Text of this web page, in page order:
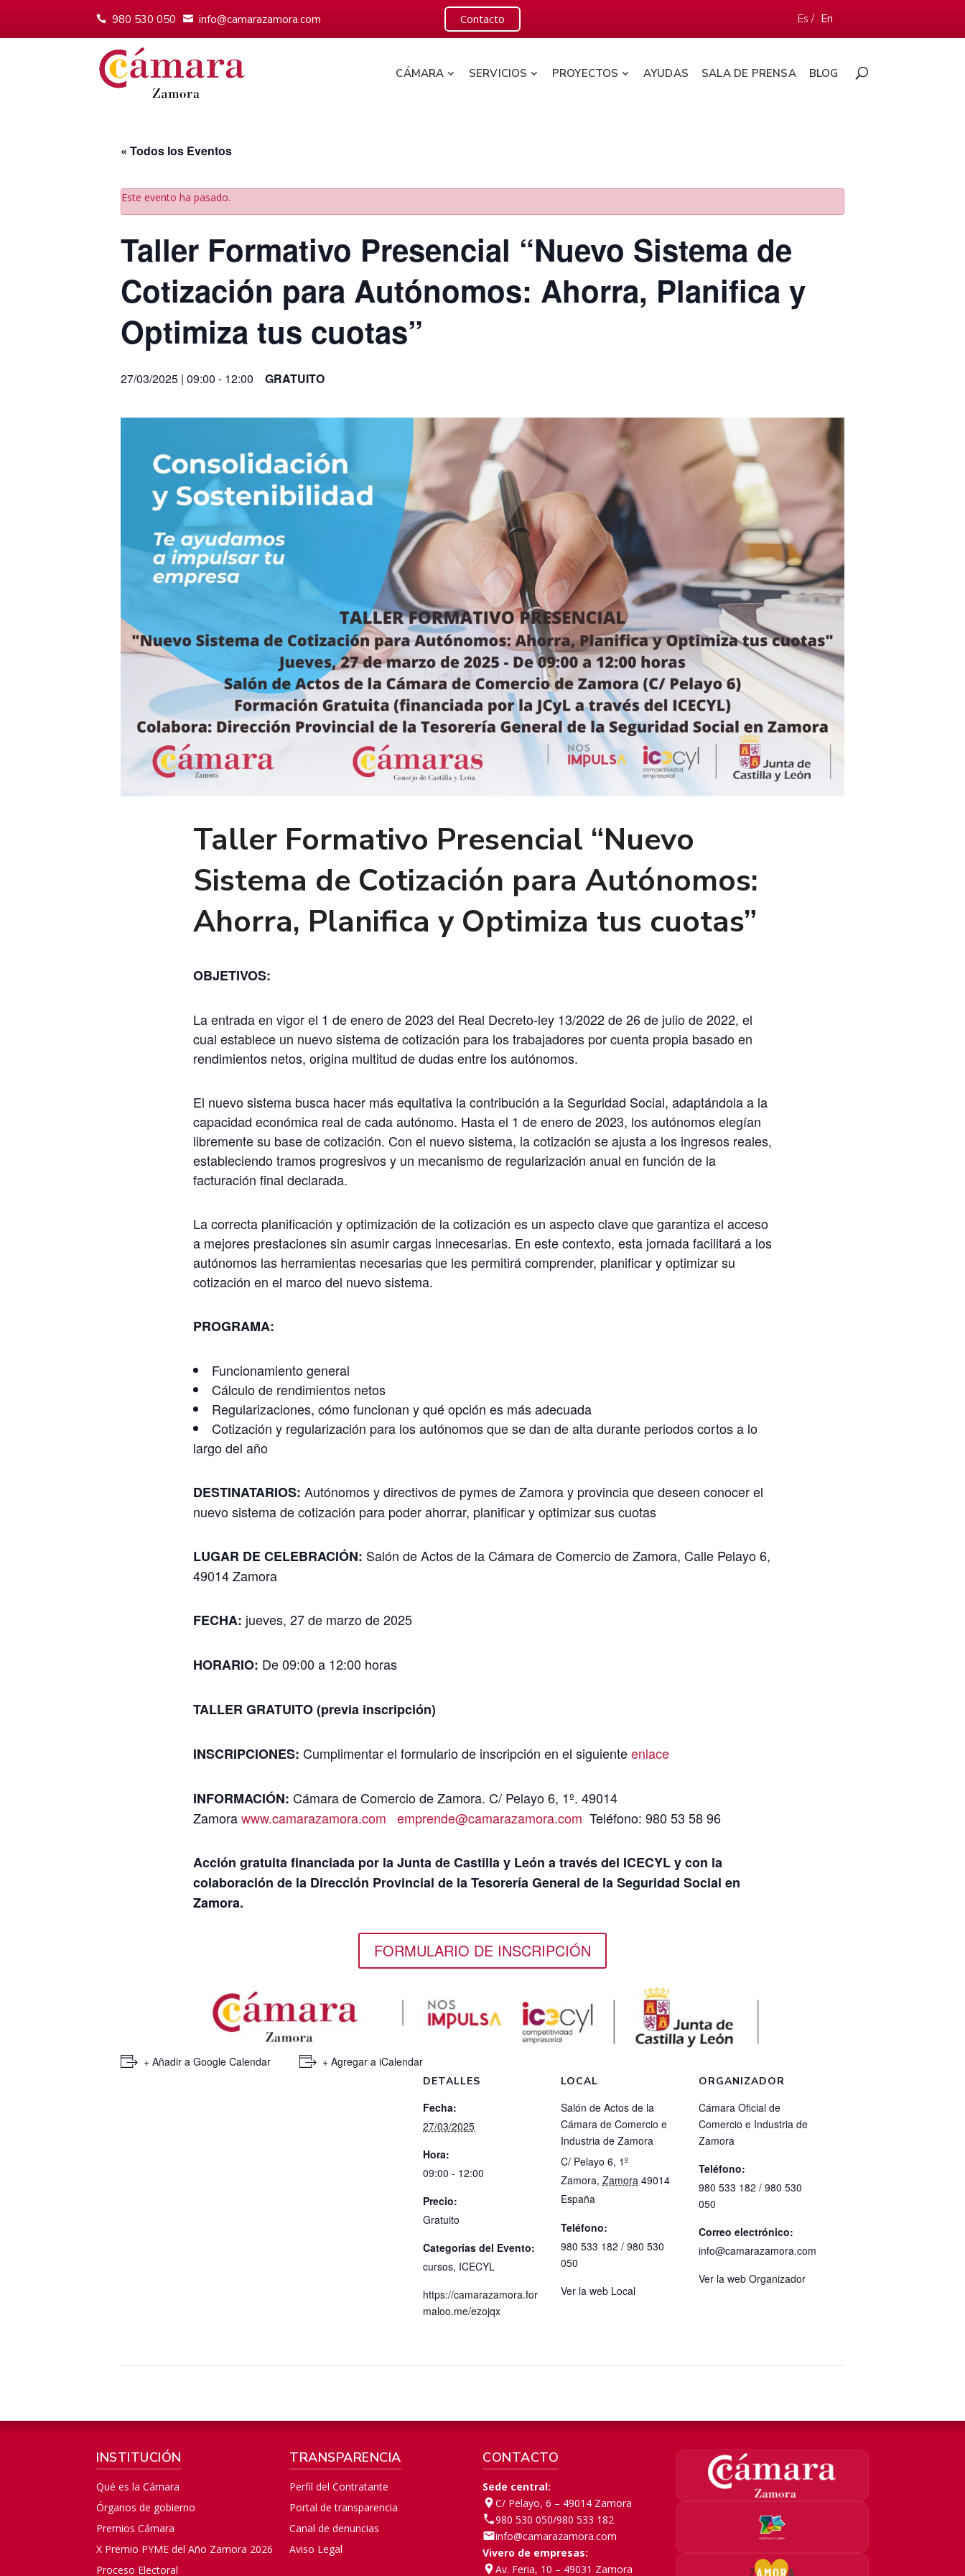
980 530 050 info@camarazamora.com Contacto Es / En
CÁMARA SERVICIOS PROYECTOS AYUDAS SALA DE PRENSA BLOG
« Todos los Eventos
Este evento ha pasado.
Taller Formativo Presencial “Nuevo Sistema de
Cotización para Autónomos: Ahorra, Planifica y
Optimiza tus cuotas”
27/03/2025 | 09:00 - 12:00 GRATUITO
Taller Formativo Presencial “Nuevo
Sistema de Cotización para Autónomos:
Ahorra, Planifica y Optimiza tus cuotas”
OBJETIVOS:
La entrada en vigor el 1 de enero de 2023 del Real Decreto-ley 13/2022 de 26 de julio de 2022, el
cual establece un nuevo sistema de cotización para los trabajadores por cuenta propia basado en
rendimientos netos, origina multitud de dudas entre los autónomos.
El nuevo sistema busca hacer más equitativa la contribución a la Seguridad Social, adaptándola a la
capacidad económica real de cada autónomo. Hasta el 1 de enero de 2023, los autónomos elegían
libremente su base de cotización. Con el nuevo sistema, la cotización se ajusta a los ingresos reales,
estableciendo tramos progresivos y un mecanismo de regularización anual en función de la
facturación final declarada.
La correcta planificación y optimización de la cotización es un aspecto clave que garantiza el acceso
a mejores prestaciones sin asumir cargas innecesarias. En este contexto, esta jornada facilitará a los
autónomos las herramientas necesarias que les permitirá comprender, planificar y optimizar su
cotización en el marco del nuevo sistema.
PROGRAMA:
Funcionamiento general
Cálculo de rendimientos netos
Regularizaciones, cómo funcionan y qué opción es más adecuada
Cotización y regularización para los autónomos que se dan de alta durante periodos cortos a lo
largo del año
DESTINATARIOS: Autónomos y directivos de pymes de Zamora y provincia que deseen conocer el
nuevo sistema de cotización para poder ahorrar, planificar y optimizar sus cuotas
LUGAR DE CELEBRACIÓN: Salón de Actos de la Cámara de Comercio de Zamora, Calle Pelayo 6,
49014 Zamora
FECHA: jueves, 27 de marzo de 2025
HORARIO: De 09:00 a 12:00 horas
TALLER GRATUITO (previa inscripción)
INSCRIPCIONES: Cumplimentar el formulario de inscripción en el siguienteenlace
INFORMACIÓN: Cámara de Comercio de Zamora. C/ Pelayo 6, 1º. 49014
Zamorawww.camarazamora.com emprende@camarazamora.com Teléfono: 980 53 58 96
Acción gratuita financiada por la Junta de Castilla y León a través del ICECYL y con la
colaboración de la Dirección Provincial de la Tesorería General de la Seguridad Social en
Zamora.
FORMULARIO DE INSCRIPCIÓN
+ Añadir a Google Calendar + Agregar a iCalendar
DETALLES
Fecha:
27/03/2025
Hora:
09:00 - 12:00
Precio:
Gratuito
Categorías del Evento:
cursos, ICECYL
https://camarazamora.for
maloo.me/ezojqx
LOCAL
Salón de Actos de la
Cámara de Comercio e
Industria de Zamora
C/ Pelayo 6, 1º
Zamora, Zamora 49014
España
Teléfono:
980 533 182 / 980 530
050
Ver la web Local
ORGANIZADOR
Cámara Oficial de
Comercio e Industria de
Zamora
Teléfono:
980 533 182 / 980 530
050
Correo electrónico:
info@camarazamora.com
Ver la web Organizador
INSTITUCIÓN
Qué es la Cámara
Órganos de gobierno
Premios Cámara
X Premio PYME del Año Zamora 2026
Proceso Electoral
TRANSPARENCIA
Perfil del Contratante
Portal de transparencia
Canal de denuncias
Aviso Legal
CONTACTO
Sede central:
C/ Pelayo, 6 – 49014 Zamora
980 530 050/980 533 182
info@camarazamora.com
Vivero de empresas:
Av. Feria, 10 – 49031 Zamora